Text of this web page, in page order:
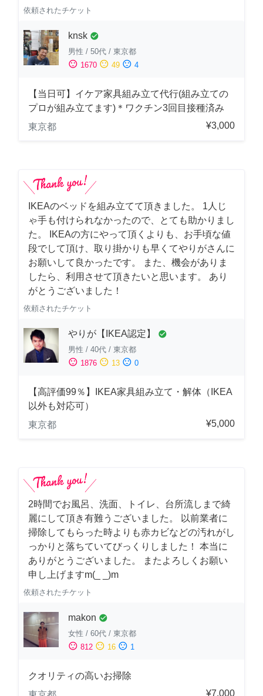
依頼されたチケット
knsk check_circle
男性 / 50代 / 東京都
sentiment_satisfied 1670 sentiment_neutral 49 sentiment_dissatisfied 4
【当日可】イケア家具組み立て代行(組み立ての
プロが組み立てます)＊ワクチン3回目接種済み
東京都
¥3,000
IKEAのベッドを組み立てて頂きました。 1人じ
ゃ手も付けられなかったので、とても助かりまし
た。 IKEAの方にやって頂くよりも、お手頃な値
段でして頂け、取り掛かりも早くてやりがさんに
お願いして良かったです。 また、機会がありま
したら、利用させて頂きたいと思います。 あり
がとうございました！
依頼されたチケット
やりが【IKEA認定】 check_circle
男性 / 40代 / 東京都
sentiment_satisfied 1876 sentiment_neutral 13 sentiment_dissatisfied 0
【高評価99％】IKEA家具組み立て・解体（IKEA
以外も対応可）
東京都
¥5,000
2時間でお風呂、洗面、トイレ、台所流しまで綺
麗にして頂き有難うございました。 以前業者に
掃除してもらった時よりも赤カビなどの汚れがし
っかりと落ちていてびっくりしました！ 本当に
ありがとうございました。 またよろしくお願い
申し上げますm(_ _)m
依頼されたチケット
makon check_circle
女性 / 60代 / 東京都
sentiment_satisfied 812 sentiment_neutral 16 sentiment_dissatisfied 1
クオリティの高いお掃除
¥7,000